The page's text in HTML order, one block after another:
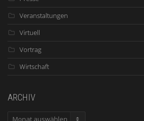
Veranstaltungen
Virtuell
Vortrag
Wirtschaft
ARCHIV
ARCHIV